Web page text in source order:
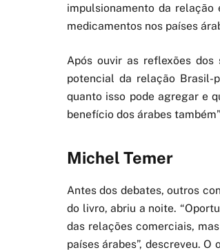
impulsionamento da relação
medicamentos nos países
Após ouvir as reflexões dos
potencial da relação Brasil-
quanto isso pode agregar e
benefício dos árabes
Michel Temer
Antes dos debates, outros
do livro, abriu a noite.
das relações comerciais,
países árabes”, descreveu.